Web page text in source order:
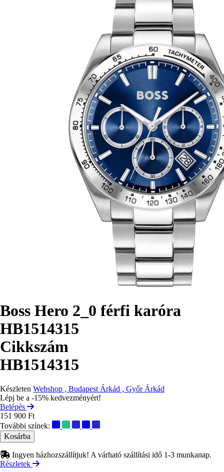
Boss Hero 2_0 férfi karóra
HB1514315
Cikkszám
HB1514315
Készleten Webshop , Budapest Árkád , Győr Árkád
Lépj be a -15% kedvezményért!
Belépés
151 900 Ft
További színek:
Ingyen házhozszállítjuk! A várható szállítási idő 1-3 munkanap.
Részletek